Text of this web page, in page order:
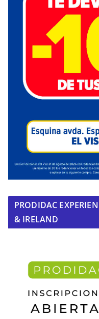
PRODIDAC
& IRELAND